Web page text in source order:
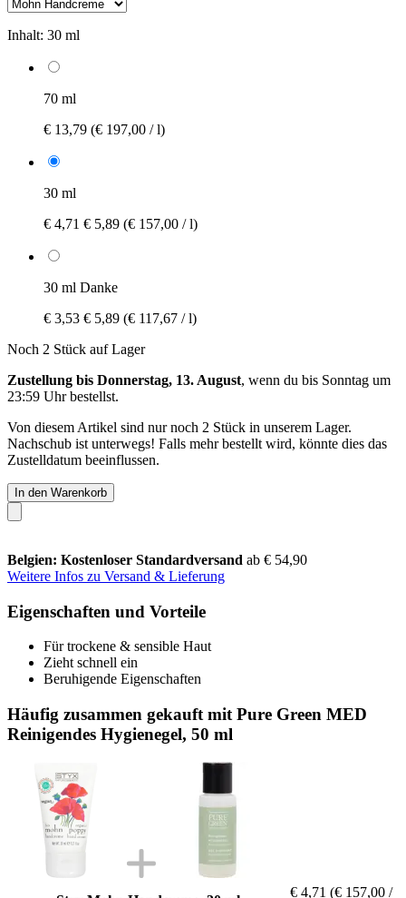
Inhalt: 30 ml
70 ml
€ 13,79 (€ 197,00 / l)
30 ml
€ 4,71 € 5,89 (€ 157,00 / l)
30 ml Danke
€ 3,53 € 5,89 (€ 117,67 / l)
Noch 2 Stück auf Lager
Zustellung bis Donnerstag, 13. August, wenn du bis Sonntag um
23:59 Uhrbestellst.
Von diesem Artikel sind nur noch 2 Stück in unserem Lager.
Nachschub ist unterwegs! Falls mehr bestellt wird, könnte dies das
Zustelldatum beeinflussen.
In den Warenkorb
Belgien: Kostenloser Standardversand ab € 54,90
Weitere Infos zu Versand & Lieferung
Eigenschaften und Vorteile
Für trockene & sensible Haut
Zieht schnell ein
Beruhigende Eigenschaften
Häufig zusammen gekauft mit Pure Green MED
Reinigendes Hygienegel, 50 ml
€ 4,71 (€ 157,00 /